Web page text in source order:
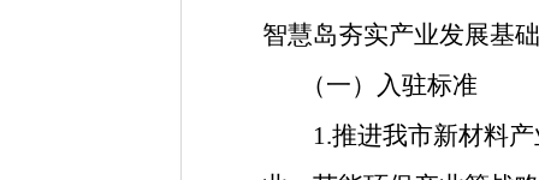
智慧岛夯实产业发展基
（一）入驻标准
1.推进我市新材料产